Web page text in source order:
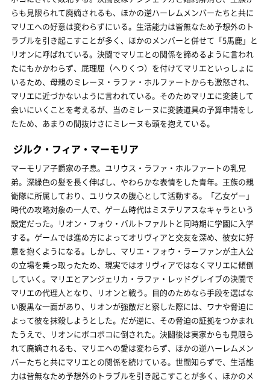
らも見限られて廃嫡されるも、ほかの逆ハーレムメンバーたちと共に
マリエへの好意は変わらずにいる。生活能力は皆無なため予想外のト
ラブルを引き起こすことが多く、ほかのメンバーと併せて「5馬鹿」と
リオンに呼ばれている。決闘でマリエとの関係を諦めるように言われ
たにもかかわらず、屁理屈（へりくつ）を付けてマリエといっしょに
いるため、母親のミレーヌ・ラファ・ホルファートからも激怒され、
マリエに近づかないように言われている。そのためマリエに変装して
会いにいくことを考えるが、当のミレーヌに変装道具の予算申請をし
たため、あまりの間抜けさにミレーヌも頭を抱えている。
ジルク・フィア・マーモリア
マーモリア子爵家の子息。ユリウス・ラファ・ホルファートの乳兄
弟。深緑色の髪を長く伸ばし、やわらかな表情をした青年。王族の親
衛隊に所属しており、ユリウスの腹心として活動する。「乙女ゲー」
時代の攻略対象の一人で、ゲーム時代はミステリアスなキャラという
設定だった。リオン・フォウ・バルトファルトと同時期に学園に入学
する。ゲームでは進め方によってオリヴィアと交友を深め、彼女に好
意を抱くようになる。しかし、マリエ・フォウ・ラーファンが主人公
の立場を乗っ取ったため、現実ではオリヴィアではなくマリエに傾倒
していく。マリエとアンジェリカ・ラファ・レッドグレイブの決闘で
マリエの代理人となり、リオンと戦う。目的のためなら手段を選ばな
い腹黒な一面があり、リオンが強敵だと察した際には、ワナや脅迫に
よって彼を抹殺しようとした。だが逆に、その脅迫の証拠をつかまれ
たうえで、リオンにボコボコに倒された。決闘後は実家からも見限ら
れて廃嫡されるも、マリエへの愛は変わらず、ほかの逆ハーレムメン
バーたちと共にマリエとの関係を続けている。世間知らずで、生活能
力は皆無なため予想外のトラブルを引き起こすことが多く、ほかのメ